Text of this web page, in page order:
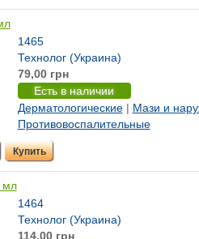
1465
Технолог (Украина)
79,00 грн
Есть в наличии
Дерматологические| Мази и
Противовоспалительные
Купить
мл
1464
Технолог (Украина)
114,00 грн